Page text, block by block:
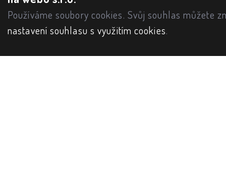
Používáme soubory cookies. Svůj souhlas můžete
nastavení souhlasu s využitím cookies.